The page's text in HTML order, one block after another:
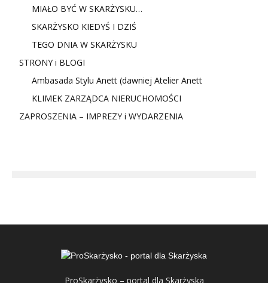
MIAŁO BYĆ W SKARŻYSKU…
SKARŻYSKO KIEDYŚ I DZIŚ
TEGO DNIA W SKARŻYSKU
STRONY i BLOGI
Ambasada Stylu Anett (dawniej Atelier Anett
KLIMEK ZARZĄDCA NIERUCHOMOŚCI
ZAPROSZENIA – IMPREZY i WYDARZENIA
ProSkarżysko – portal dla Skarżyska